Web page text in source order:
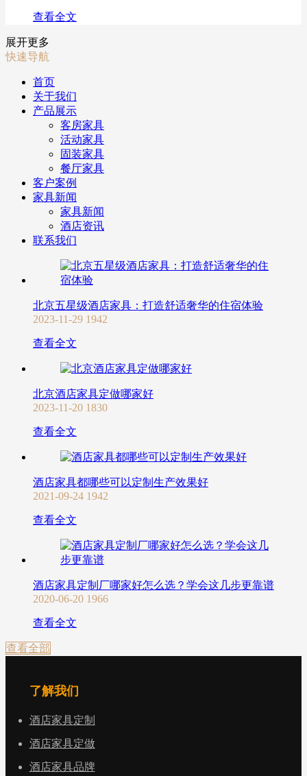
查看全文
展开更多
快速导航
首页
关于我们
产品展示
客房家具
活动家具
固装家具
餐厅家具
客户案例
家具新闻
家具新闻
酒店资讯
联系我们
北京五星级酒店家具：打造舒适奢华的住宿体验
2023-11-29 1942
查看全文
北京酒店家具定做哪家好
2023-11-20 1830
查看全文
酒店家具都哪些可以定制生产效果好
2021-09-24 1942
查看全文
酒店家具定制厂哪家好怎么选？学会这几步更靠谱
2020-06-20 1966
查看全文
查看全部
了解我们
酒店家具定制
酒店家具定做
酒店家具品牌